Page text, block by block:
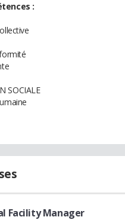
:
SOCIALE
Facility Manager